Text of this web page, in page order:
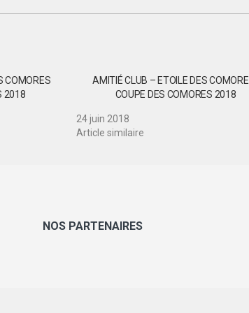
COMORES
2018
AMITIÉ CLUB – ETOILE DES
COUPE DES COMORES 2018
24 juin 2018
Article similaire
NOS PARTENAIRES